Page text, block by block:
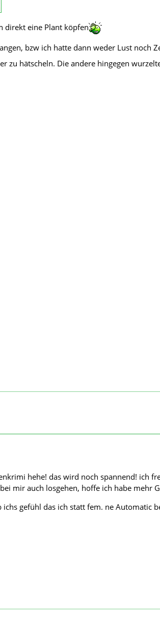
direkt eine Plant köpfen
bzw ich hatte dann weder Lust noch
zu hätscheln. Die andere hingegen
hehe! das wird noch spannend! ich
mir auch losgehen, hoffe ich habe mehr
gefühl das ich statt fem. ne Automatic